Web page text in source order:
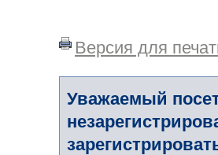
Версия для
Уважаемый